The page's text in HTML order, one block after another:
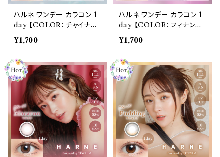
ハルネ ワンデー カラコン 1
day 【COLOR：チャイナブ
ルー】1箱10枚 14.1mm て
んちむ 度なし 度あり UVカ
NE 1day 潤い成分配合 透
明感 高含水 大人 ナチュラ
ル 色っぽ 色素薄い系 盛れ
る ブルー ヘーゼル ベージ
ュ ブラウン 1日使い捨て
¥1,700
ハルネ ワンデー カラコン 1
day 【COLOR：フィナンシ
ェ】1箱10枚 14.1mm てんち
む 度なし 度あり UVカット
1day 潤い成分配合 透明感
高含水 大人 ナチュラル 色
っぽ 色素薄い系 盛れる ブ
ルー ヘーゼル ベージュ ブ
ラウン 1日使い捨て
¥1,700